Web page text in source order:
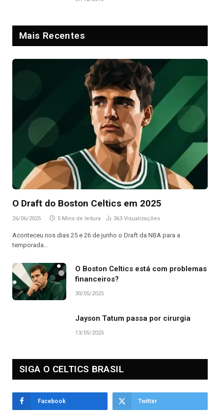
Mais Recentes
O Draft do Boston Celtics em 2025
26/06/2025 5 Mins de leitura 363 Visualizações
Aconteceu nos dias 25 e 26 de junho o Draft da NBA para a
temporada…
O Boston Celtics está com problemas
financeiros?
30/05/2025
Jayson Tatum passa por cirurgia
13/05/2025
SIGA O CELTICS BRASIL
Facebook Twitter